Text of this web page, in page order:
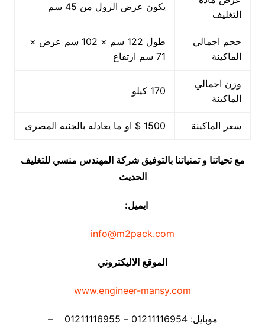
التغليف
يكون عرض الرول من 45 سم
حجم اجمالي
الماكينة
طول 122 سم × 102 سم عرض ×
71 سم ارتفاع
وزن اجمالي
الماكينة
170 كيلو
سعر الماكينة 1500 $ او ما يعادله بالجنيه المصرى
مع تحياتنا و تمنياتنا بالتوفيق شركة المهندس منسي للتغليف
الحديث
ايميل:
info@m2pack.com
الموقع الاليكتروني
www.engineer-mansy.com
موبايل: 01211116954 – 01211116955 –